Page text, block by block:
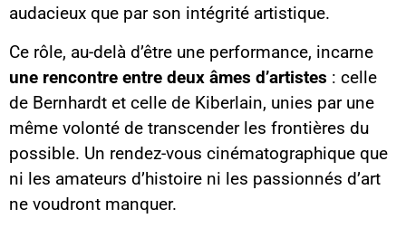
audacieux que par son intégrité artistique.
Ce rôle, au-delà d’être une performance, incarne
une rencontre entre deux âmes d’artistes : celle
de Bernhardt et celle de Kiberlain, unies par une
même volonté de transcender les frontières du
possible. Un rendez-vous cinématographique que
ni les amateurs d’histoire ni les passionnés d’art
ne voudront manquer.